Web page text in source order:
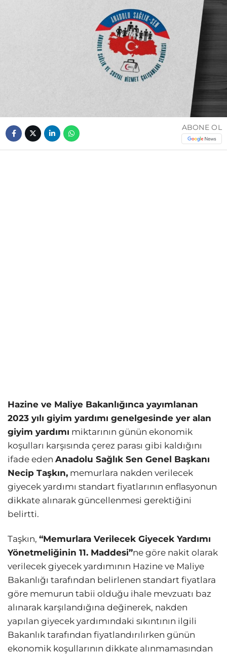
ABONE OL
Hazine ve Maliye Bakanlığınca yayımlanan
2023 yılı giyim yardımı genelgesinde yer alan
giyim yardımı miktarının günün ekonomik
koşulları karşısında çerez parası gibi kaldığını
ifade eden Anadolu Sağlık Sen Genel Başkanı
Necip Taşkın, memurlara nakden verilecek
giyecek yardımı standart fiyatlarının enflasyonun
dikkate alınarak güncellenmesi gerektiğini
belirtti.
Taşkın, “Memurlara Verilecek Giyecek Yardımı
Yönetmeliğinin 11. Maddesi”ne göre nakit olarak
verilecek giyecek yardımının Hazine ve Maliye
Bakanlığı tarafından belirlenen standart fiyatlara
göre memurun tabii olduğu ihale mevzuatı baz
alınarak karşılandığına değinerek, nakden
yapılan giyecek yardımındaki sıkıntının ilgili
Bakanlık tarafından fiyatlandırılırken günün
ekonomik koşullarının dikkate alınmamasından